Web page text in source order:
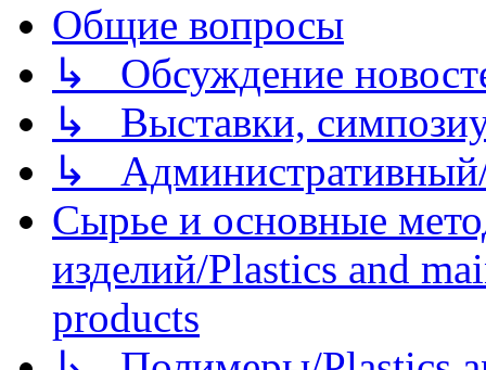
Общие вопросы
↳ Обсуждение
↳ Выставки,
↳
Сырье и основные
изделий/Plastics and
products